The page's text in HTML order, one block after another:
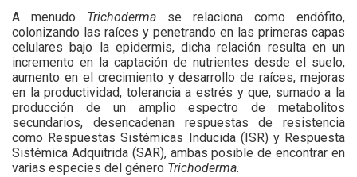
A menudo Trichoderma se relaciona como endófito,
colonizando las raíces y penetrando en las primeras capas
celulares bajo la epidermis, dicha relación resulta en un
incremento en la captación de nutrientes desde el suelo,
aumento en el crecimiento y desarrollo de raíces, mejoras
en la productividad, tolerancia a estrés y que, sumado a la
producción de un amplio espectro de metabolitos
secundarios, desencadenan respuestas de resistencia
como Respuestas Sistémicas Inducida (ISR) y Respuesta
Sistémica Adquitrida (SAR), ambas posible de encontrar en
varias especies del género Trichoderma.